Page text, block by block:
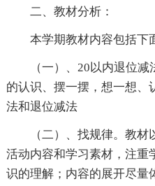
二、教材分析：
本学期教材内容包括下
（一）、20以内退位
的认识、摆一摆，想一想、
法和退位减法
（二）、找规律。教
活动内容和学习素材，注重
识的理解；内容的展开尽量